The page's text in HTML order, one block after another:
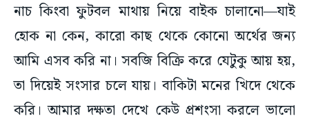
নাচ কিংবা ফুটবল মাথায় নিয়ে বাইক চালানো—যাই
হোক না কেন, কারো কাছ থেকে কোনো অর্থের জন্য
আমি এসব করি না। সবজি বিক্রি করে যেটুকু আয় হয়,
তা দিয়েই সংসার চলে যায়। বাকিটা মনের খিদে থেকে
করি। আমার দক্ষতা দেখে কেউ প্রশংসা করলে ভালো